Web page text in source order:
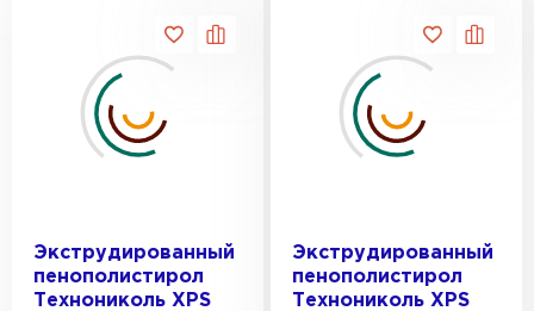
Экструдированный
пенополистирол
Технониколь XPS
Экструдированный
пенополистирол
Технониколь XPS
Гипсокартон
Утеплитель Неман